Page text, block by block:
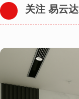
关注 易云达